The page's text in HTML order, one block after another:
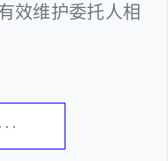
效维护委托人相
·